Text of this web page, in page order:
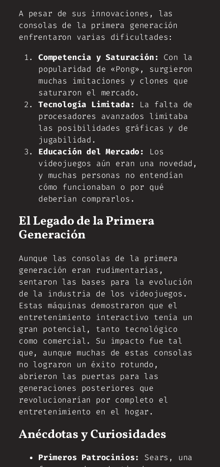
A pesar de sus innovaciones, las
consolas de la primera generación
enfrentaron varias dificultades:
Competencia y Saturación:
Con la
popularidad de «Pong», surgieron
muchas imitaciones y clones que
saturaron el mercado.
Tecnología Limitada:
La falta de
procesadores avanzados limitaba
las posibilidades gráficas y de
jugabilidad.
Educación del Mercado:
Los
videojuegos aún eran una novedad,
y muchas personas no entendían
cómo funcionaban o por qué
deberían comprarlos.
El Legado de la Primera
Generación
Aunque las consolas de la primera
generación eran rudimentarias,
sentaron las bases para la evolución
de la industria de los videojuegos.
Estas máquinas demostraron que el
entretenimiento interactivo tenía un
gran potencial, tanto tecnológico
como comercial. Su impacto fue tal
que, aunque muchas de estas consolas
no lograron un éxito rotundo,
abrieron las puertas para las
generaciones posteriores que
revolucionarían por completo el
entretenimiento en el hogar.
Anécdotas y Curiosidades
Primeros Patrocinios:
Sears, una